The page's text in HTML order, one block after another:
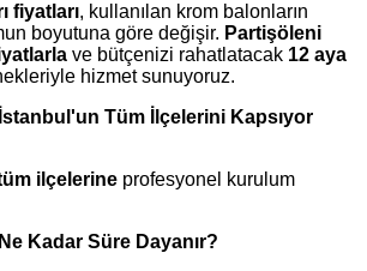
fiyatları, kullanılan krom balonların
boyutuna göre değişir. Partişöleni
ve bütçenizi rahatlatacak 12 aya
hizmet sunuyoruz.
Tüm İlçelerini Kapsıyor
ilçelerine profesyonel kurulum
Kadar Süre Dayanır?